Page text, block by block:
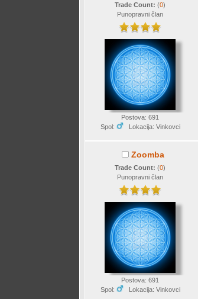
Trade Count:(0)
Punopravni član
Postova: 691
Spol:
Lokacija: Vinkovci
Zoomba
Trade Count:(0)
Punopravni član
Postova: 691
Spol:
Lokacija: Vinkovci